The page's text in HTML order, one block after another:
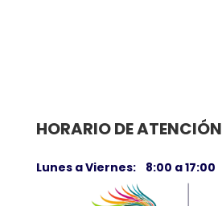
HORARIO DE ATENCIÓN
Lunes a Viernes: 8:00 a 17:00